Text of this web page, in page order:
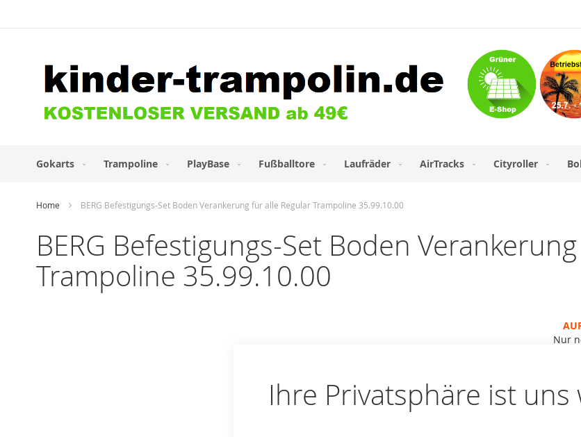
Ihre Privatsphäre ist uns
Gokarts Trampoline PlayBase Fußballtore Laufräder AirTracks Cityroller
Home BERG Befestigungs-Set Boden Verankerung für alle Regular Trampoline 35.99.10.00
BERG Befestigungs-Set Boden
Trampoline 35.99.10.00
Nur